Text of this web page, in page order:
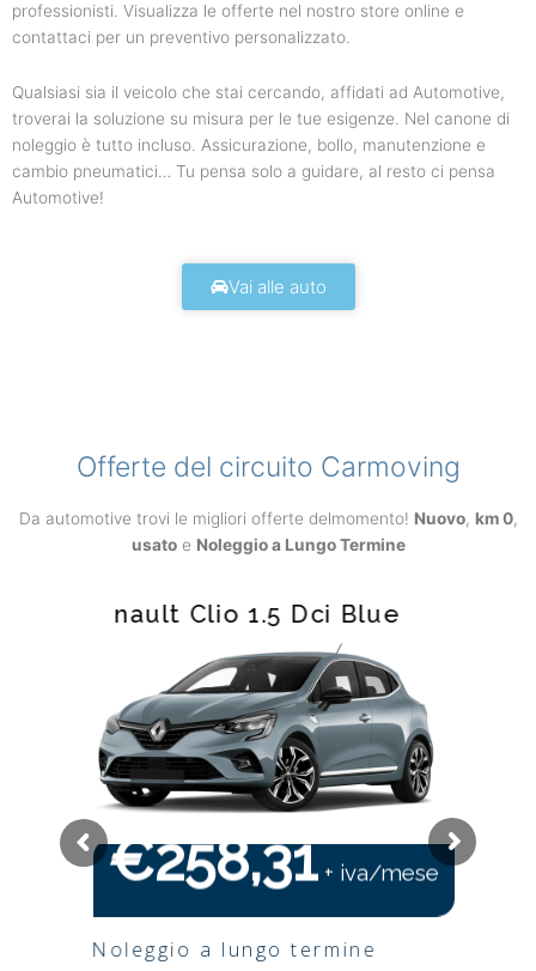
professionisti. Visualizza le offerte nel nostro store online e
contattaci per un preventivo personalizzato.
Qualsiasi sia il veicolo che stai cercando, affidati ad Automotive,
troverai la soluzione su misura per le tue esigenze. Nel canone di
noleggio è tutto incluso. Assicurazione, bollo, manutenzione e
cambio pneumatici… Tu pensa solo a guidare, al resto ci pensa
Automotive!
Vai alle auto
Offerte del circuito Carmoving
Da automotive trovi le migliori offerte delmomento! Nuovo, km 0,
usatoe Noleggio a Lungo Termine